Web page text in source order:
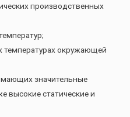
производственных
температурах окружающей
значительные
высокие статические и